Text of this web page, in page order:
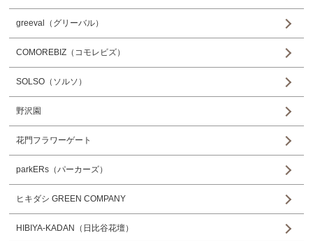
greeval（グリーバル）
COMOREBIZ（コモレビズ）
SOLSO（ソルソ）
野沢園
花門フラワーゲート
parkERs（パーカーズ）
ヒキダシ GREEN COMPANY
HIBIYA-KADAN（日比谷花壇）